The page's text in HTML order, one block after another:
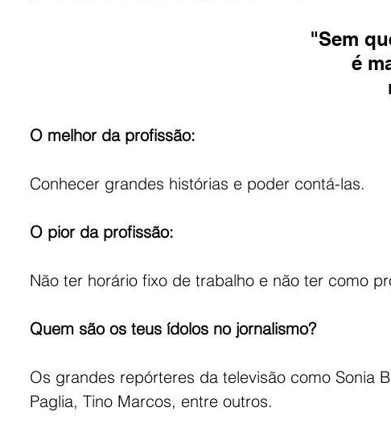
"Sem
é
O melhor da profissão:
Conhecer grandes histórias e poder contá-las.
O pior da profissão:
Não ter horário fixo de trabalho e não ter como
Quem são os teus ídolos no jornalismo?
Os grandes repórteres da televisão como Sonia
Paglia, Tino Marcos, entre outros.